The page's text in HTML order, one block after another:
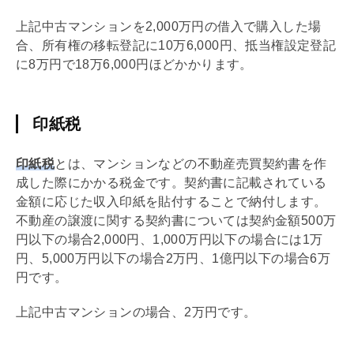
上記中古マンションを2,000万円の借入で購入した場
合、所有権の移転登記に10万6,000円、抵当権設定登記
に8万円で18万6,000円ほどかかります。
印紙税
印紙税とは、マンションなどの不動産売買契約書を作
成した際にかかる税金です。契約書に記載されている
金額に応じた収入印紙を貼付することで納付します。
不動産の譲渡に関する契約書については契約金額500万
円以下の場合2,000円、1,000万円以下の場合には1万
円、5,000万円以下の場合2万円、1億円以下の場合6万
円です。
上記中古マンションの場合、2万円です。